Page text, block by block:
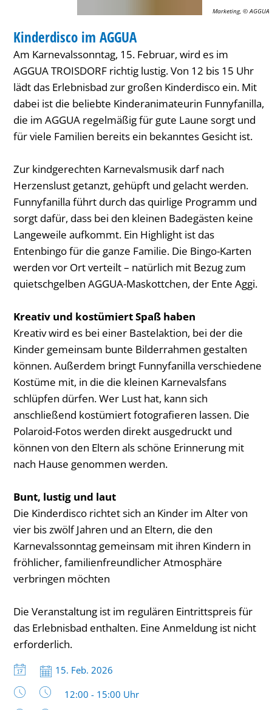
Marketing, © AGGUA
KATEGORIE: KINDER
Kinderdisco im AGGUA
Am Karnevalssonntag, 15. Februar, wird es im
AGGUA TROISDORF richtig lustig. Von 12 bis 15 Uhr
lädt das Erlebnisbad zur großen Kinderdisco ein. Mit
dabei ist die beliebte Kinderanimateurin Funnyfanilla,
die im AGGUA regelmäßig für gute Laune sorgt und
für viele Familien bereits ein bekanntes Gesicht ist.
Zur kindgerechten Karnevalsmusik darf nach
Herzenslust getanzt, gehüpft und gelacht werden.
Funnyfanilla führt durch das quirlige Programm und
sorgt dafür, dass bei den kleinen Badegästen keine
Langeweile aufkommt. Ein Highlight ist das
Entenbingo für die ganze Familie. Die Bingo-Karten
werden vor Ort verteilt – natürlich mit Bezug zum
quietschgelben AGGUA-Maskottchen, der Ente Aggi.
Kreativ und kostümiert Spaß haben
Kreativ wird es bei einer Bastelaktion, bei der die
Kinder gemeinsam bunte Bilderrahmen gestalten
können. Außerdem bringt Funnyfanilla verschiedene
Kostüme mit, in die die kleinen Karnevalsfans
schlüpfen dürfen. Wer Lust hat, kann sich
anschließend kostümiert fotografieren lassen. Die
Polaroid-Fotos werden direkt ausgedruckt und
können von den Eltern als schöne Erinnerung mit
nach Hause genommen werden.
Bunt, lustig und laut
Die Kinderdisco richtet sich an Kinder im Alter von
vier bis zwölf Jahren und an Eltern, die den
Karnevalssonntag gemeinsam mit ihren Kindern in
fröhlicher, familienfreundlicher Atmosphäre
verbringen möchten
Die Veranstaltung ist im regulären Eintrittspreis für
das Erlebnisbad enthalten. Eine Anmeldung ist nicht
erforderlich.
Datum:
15. Feb. 2026
Uhrzeit:
12:00 - 15:00 Uhr